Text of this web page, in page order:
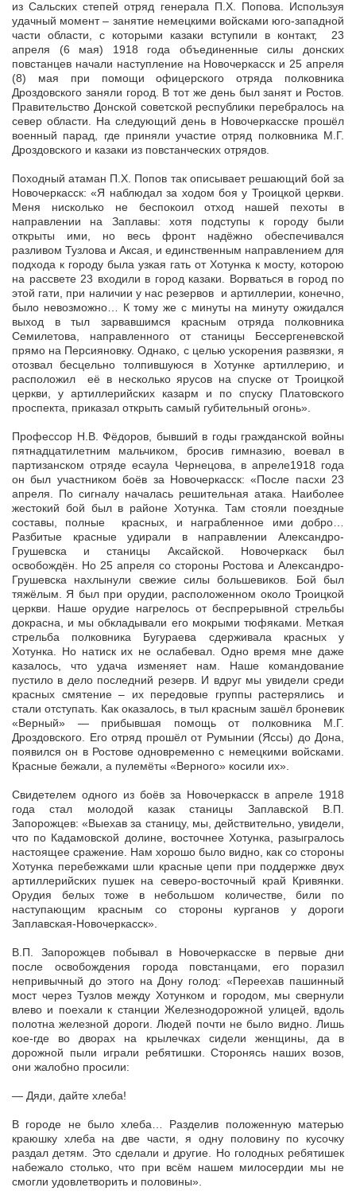
из Сальских степей отряд генерала П.Х. Попова. Используя
удачный момент – занятие немецкими войсками юго-западной
части области, с которыми казаки вступили в контакт, 23
апреля (6 мая) 1918 года объединенные силы донских
повстанцев начали наступление на Новочеркасск и 25 апреля
(8) мая при помощи офицерского отряда полковника
Дроздовского заняли город. В тот же день был занят и Ростов.
Правительство Донской советской республики перебралось на
север области. На следующий день в Новочеркасске прошёл
военный парад, где приняли участие отряд полковника М.Г.
Дроздовского и казаки из повстанческих отрядов.
Походный атаман П.Х. Попов так описывает решающий бой за
Новочеркасск: «Я наблюдал за ходом боя у Троицкой церкви.
Меня нисколько не беспокоил отход нашей пехоты в
направлении на Заплавы: хотя подступы к городу были
открыты ими, но весь фронт надёжно обеспечивался
разливом Тузлова и Аксая, и единственным направлением для
подхода к городу была узкая гать от Хотунка к мосту, которою
на рассвете 23 входили в город казаки. Ворваться в город по
этой гати, при наличии у нас резервов и артиллерии, конечно,
было невозможно… К тому же с минуты на минуту ожидался
выход в тыл зарвавшимся красным отряда полковника
Семилетова, направленного от станицы Бессергеневской
прямо на Персияновку. Однако, с целью ускорения развязки, я
отозвал бесцельно толпившуюся в Хотунке артиллерию, и
расположил её в несколько ярусов на спуске от Троицкой
церкви, у артиллерийских казарм и по спуску Платовского
проспекта, приказал открыть самый губительный огонь».
Профессор Н.В. Фёдоров, бывший в годы гражданской войны
пятнадцатилетним мальчиком, бросив гимназию, воевал в
партизанском отряде есаула Чернецова, в апреле1918 года
он был участником боёв за Новочеркасск: «После пасхи 23
апреля. По сигналу началась решительная атака. Наиболее
жестокий бой был в районе Хотунка. Там стояли поездные
составы, полные красных, и награбленное ими добро…
Разбитые красные удирали в направлении Александро-
Грушевска и станицы Аксайской. Новочеркаск был
освобождён. Но 25 апреля со стороны Ростова и Александро-
Грушевска нахлынули свежие силы большевиков. Бой был
тяжёлым. Я был при орудии, расположенном около Троицкой
церкви. Наше орудие нагрелось от беспрерывной стрельбы
докрасна, и мы обкладывали его мокрыми тюфяками. Меткая
стрельба полковника Бугураева сдерживала красных у
Хотунка. Но натиск их не ослабевал. Одно время мне даже
казалось, что удача изменяет нам. Наше командование
пустило в дело последний резерв. И вдруг мы увидели среди
красных смятение – их передовые группы растерялись и
стали отступать. Как оказалось, в тыл красным зашёл броневик
«Верный» — прибывшая помощь от полковника М.Г.
Дроздовского. Его отряд прошёл от Румынии (Яссы) до Дона,
появился он в Ростове одновременно с немецкими войсками.
Красные бежали, а пулемёты «Верного» косили их».
Свидетелем одного из боёв за Новочеркасск в апреле 1918
года стал молодой казак станицы Заплавской В.П.
Запорожцев: «Выехав за станицу, мы, действительно, увидели,
что по Кадамовской долине, восточнее Хотунка, разыгралось
настоящее сражение. Нам хорошо было видно, как со стороны
Хотунка перебежками шли красные цепи при поддержке двух
артиллерийских пушек на северо-восточный край Кривянки.
Орудия белых тоже в небольшом количестве, били по
наступающим красным со стороны курганов у дороги
Заплавская-Новочеркасск».
В.П. Запорожцев побывал в Новочеркасске в первые дни
после освобождения города повстанцами, его поразил
непривычный до этого на Дону голод: «Переехав пашинный
мост через Тузлов между Хотунком и городом, мы свернули
влево и поехали к станции Железнодорожной улицей, вдоль
полотна железной дороги. Людей почти не было видно. Лишь
кое-где во дворах на крылечках сидели женщины, да в
дорожной пыли играли ребятишки. Сторонясь наших возов,
они жалобно просили:
— Дяди, дайте хлеба!
В городе не было хлеба… Разделив положенную матерью
краюшку хлеба на две части, я одну половину по кусочку
раздал детям. Это сделали и другие. Но голодных ребятишек
набежало столько, что при всём нашем милосердии мы не
смогли удовлетворить и половины».